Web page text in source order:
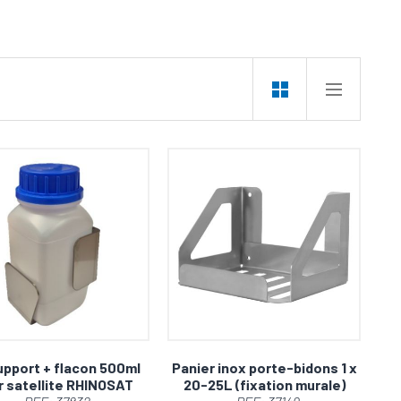
+ flacon 500ml
satellite RHINOSAT
Panier inox porte-bidons 1 x
20-25L (fixation murale)